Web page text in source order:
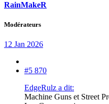
RainMakeR
Modérateurs
12 Jan 2026
#5 870
EdgeRulz a dit:
Machine Guns et Street